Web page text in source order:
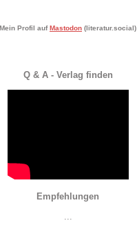
Mein Profil auf Mastodon (literatur.social)
Q & A - Verlag finden
Empfehlungen